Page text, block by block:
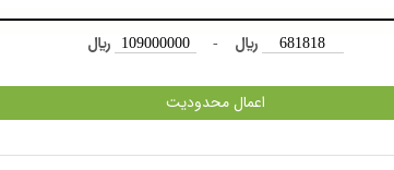
﷼ - ﷼
اعمال محدودیت